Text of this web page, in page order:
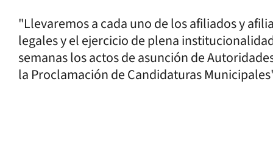
"Llevaremos a cada uno de los afiliados y
legales y el ejercicio de plena
semanas los actos de asunción de
la Proclamación de Candidaturas